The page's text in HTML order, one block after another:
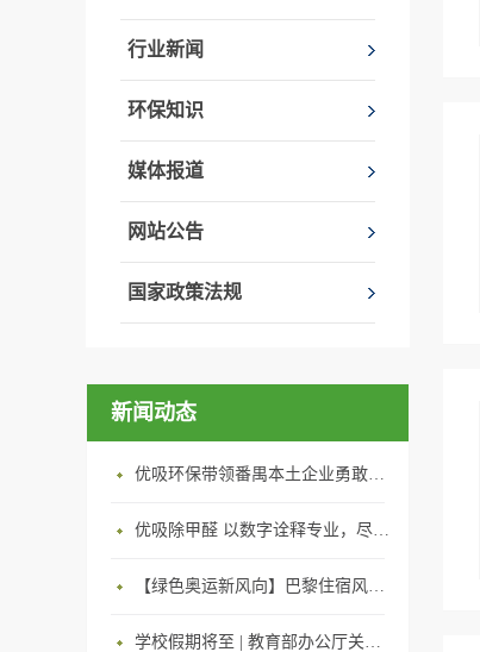
行业新闻
环保知识
媒体报道
网站公告
国家政策法规
新闻动态
优吸环保带领番禺本​土企业勇敢破局向“新”
优吸除甲醛 以数字诠释专业，尽显除醛品牌实力！
【绿色奥运新风向】巴黎住宿风波：优吸环保共建健康绿色家居
学校假期将至 | 教育部办公厅关于加强学校新建校舍室内空气质量管理通知